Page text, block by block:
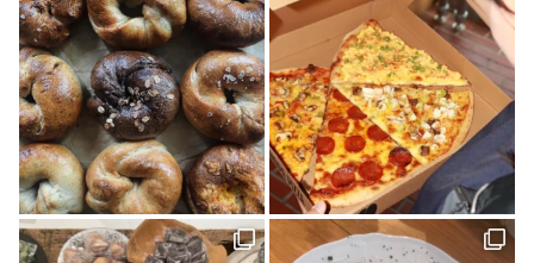
ケンブン(16)
大喫茶展(1) 外国人(1) SNAP(1)
松山(2)
ナガオカケンメイ(1)
きみとバンド(1) 花菖蒲(1) イベント(27)
手帳(1)
新日本建設 株式会社(1)
カリーゴッドスパイス(2)
母の日(1)
ちゃんゆ胃(1)
今治(2) マルシャ(6) 愛媛イベント(2)
ランチ(3)
マチボン高知(1)
Story of cheesecake.(1) マリメッコ(1)
介護(2)
西予(1)
山の学び舎 古岩屋(1) KURASU(1)
ジビエ料理(1)
スパイス探訪(2)
ギフト(3)
タグを削除: YODOSENサポーター YODOSENサポーター(1)
ほわいとファーム(4)
マルシェ(9) 隠れ家カフェ(1)
MACCHI(1)
愛媛のイイモノを探しに！(2)
石本藤雄(1) 愛媛県(1)
ヒロ建設工業(4)